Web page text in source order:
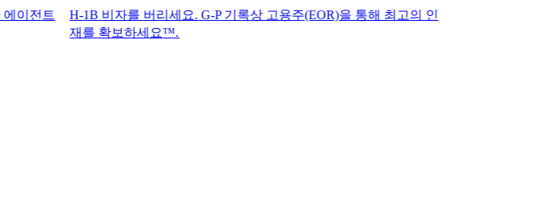
H-1B 비자를 버리세요. G-P 기록상 고용주(EOR)을 통해 최고의 인
재를 확보하세요™.​​